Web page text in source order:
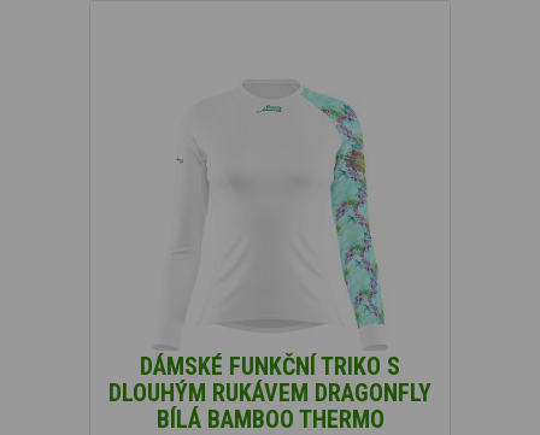
DÁMSKÉ FUNKČNÍ TRIKO S
DLOUHÝM RUKÁVEM DRAGONFLY
BÍLÁ BAMBOO THERMO